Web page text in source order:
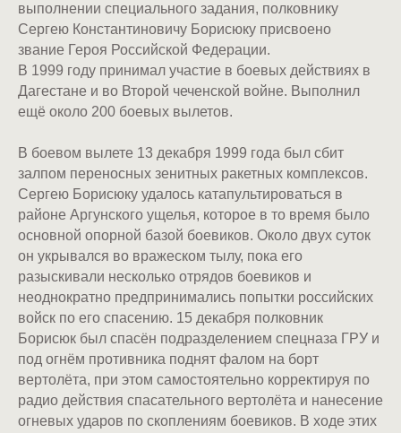
выполнении специального задания, полковнику
Сергею Константиновичу Борисюку присвоено
звание Героя Российской Федерации.
В 1999 году принимал участие в боевых действиях в
Дагестане и во Второй чеченской войне. Выполнил
ещё около 200 боевых вылетов.
В боевом вылете 13 декабря 1999 года был сбит
залпом переносных зенитных ракетных комплексов.
Сергею Борисюку удалось катапультироваться в
районе Аргунского ущелья, которое в то время было
основной опорной базой боевиков. Около двух суток
он укрывался во вражеском тылу, пока его
разыскивали несколько отрядов боевиков и
неоднократно предпринимались попытки российских
войск по его спасению. 15 декабря полковник
Борисюк был спасён подразделением спецназа ГРУ и
под огнём противника поднят фалом на борт
вертолёта, при этом самостоятельно корректируя по
радио действия спасательного вертолёта и нанесение
огневых ударов по скоплениям боевиков. В ходе этих